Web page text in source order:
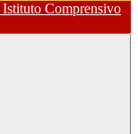
Istituto Comprensivo